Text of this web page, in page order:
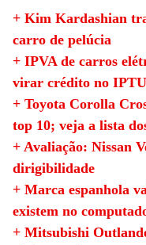
+ Kim Kardashian
carro de pelúcia
+ IPVA de carros
virar crédito no
+ Toyota Corolla
top 10; veja a lista
+ Avaliação: Nissan
dirigibilidade
+ Marca espanhola
existem no
+ Mitsubishi